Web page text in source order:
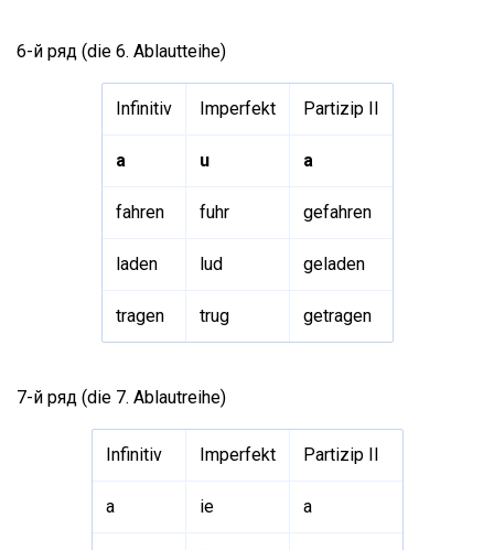
6-й ряд (die 6. Ablautteihe)
Infinitiv Imperfekt Partizip II
а u a
fahren fuhr gefahren
laden lud geladen
tragen trug getragen
7-й ряд (die 7. Ablautreihe)
Infinitiv Imperfekt Partizip II
а ie a